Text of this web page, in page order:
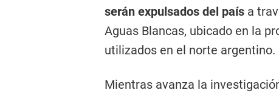
serán expulsados del país a
Aguas Blancas, ubicado en la
utilizados en el norte argentino.
Mientras avanza la